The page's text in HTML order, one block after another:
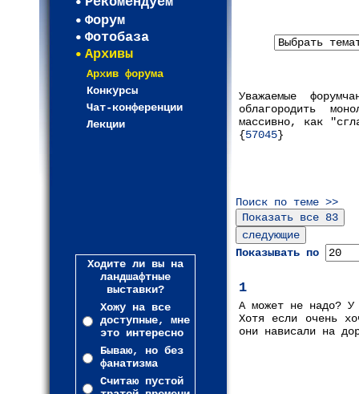
Форум
Фотобаза
Архивы
Архив форума
Конкурсы
Чат-конференции
Лекции
Ходите ли вы на
ландшафтные
выставки?
Хожу на все
доступные, мне
это интересно
Бываю, но без
фанатизма
Считаю пустой
Уважаемые
облагородить
массивно, как
{57045}
Поиск по теме >>
Показывать по
1
А может не надо?
Хотя если очень
они нависали на